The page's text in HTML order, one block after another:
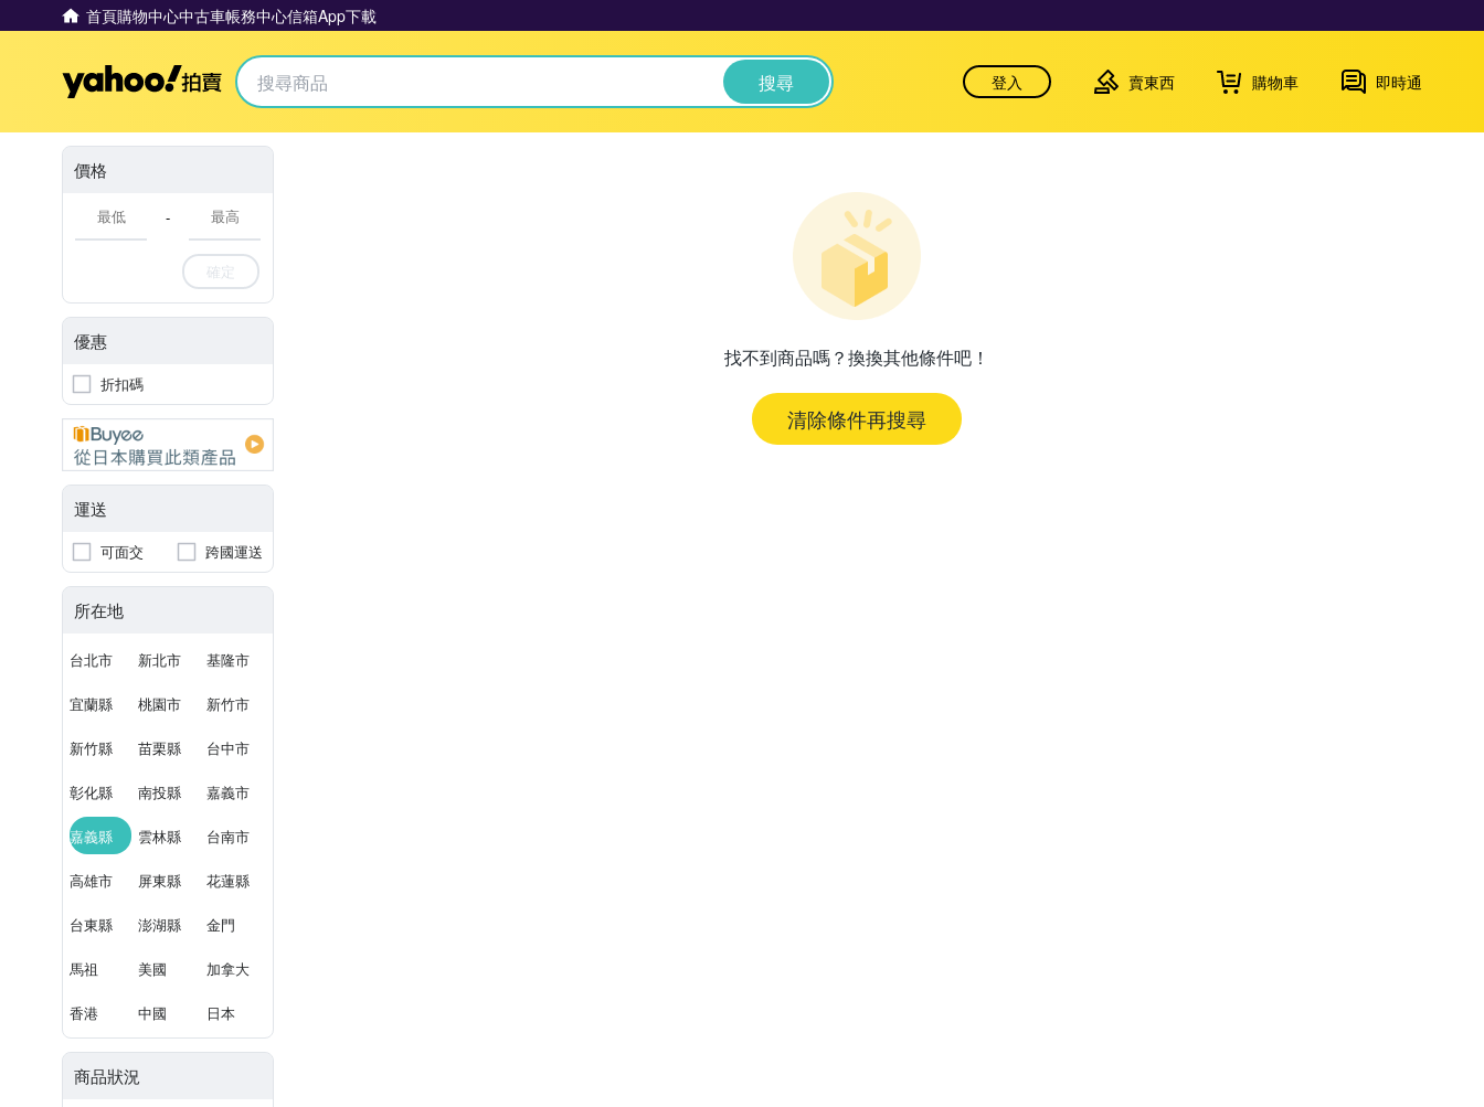
首頁購物中心中古車帳務中心信箱App下載
Yahoo拍賣 搜尋 登入 賣東西 購物車 即時通
價格
-
確定
優惠
折扣碼
運送
可面交 跨國運送
所在地
台北市 新北市 基隆市
宜蘭縣 桃園市 新竹市
新竹縣 苗栗縣 台中市
彰化縣 南投縣 嘉義市
嘉義縣 雲林縣 台南市
高雄市 屏東縣 花蓮縣
台東縣 澎湖縣 金門
馬祖 美國 加拿大
香港 中國 日本
商品狀況
找不到商品嗎？換換其他條件吧！
清除條件再搜尋